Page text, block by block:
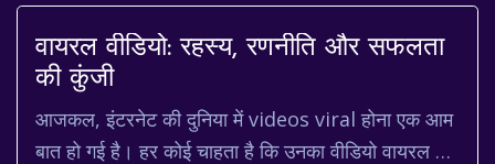
वायरल वीडियो: रहस्य, रणनीति और सफलता
की कुंजी
आजकल, इंटरनेट की दुनिया में videos viral होना एक आम
बात हो गई है। हर कोई चाहता है कि उनका वीडियो वायरल हो